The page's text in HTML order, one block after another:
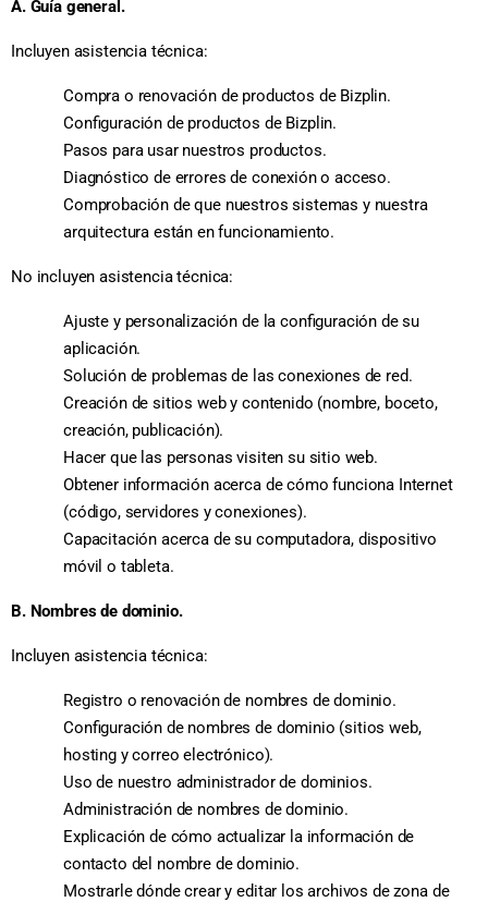
A. Guía general.
Incluyen asistencia técnica:
Compra o renovación de productos de Bizplin.
Configuración de productos de Bizplin.
Pasos para usar nuestros productos.
Diagnóstico de errores de conexión o acceso.
Comprobación de que nuestros sistemas y nuestra
arquitectura están en funcionamiento.
No incluyen asistencia técnica:
Ajuste y personalización de la configuración de su
aplicación.
Solución de problemas de las conexiones de red.
Creación de sitios web y contenido (nombre, boceto,
creación, publicación).
Hacer que las personas visiten su sitio web.
Obtener información acerca de cómo funciona Internet
(código, servidores y conexiones).
Capacitación acerca de su computadora, dispositivo
móvil o tableta.
B. Nombres de dominio.
Incluyen asistencia técnica:
Registro o renovación de nombres de dominio.
Configuración de nombres de dominio (sitios web,
hosting y correo electrónico).
Uso de nuestro administrador de dominios.
Administración de nombres de dominio.
Explicación de cómo actualizar la información de
contacto del nombre de dominio.
Mostrarle dónde crear y editar los archivos de zona de